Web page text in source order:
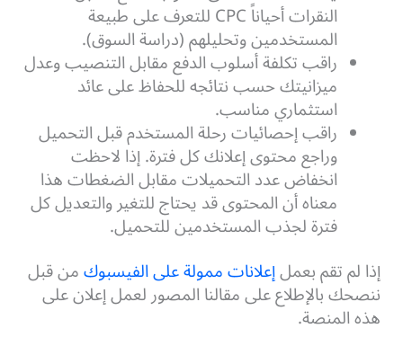
النقرات أحياناً CPC للتعرف على طبيعة
المستخدمين وتحليلهم (دراسة السوق).
راقب تكلفة أسلوب الدفع مقابل التنصيب وعدل
ميزانيتك حسب نتائجه للحفاظ على عائد
استثماري مناسب.
راقب إحصائيات رحلة المستخدم قبل التحميل
وراجع محتوى إعلانك كل فترة. إذا لاحظت
انخفاض عدد التحميلات مقابل الضغطات هذا
معناه أن المحتوى قد يحتاج للتغير والتعديل كل
فترة لجذب المستخدمين للتحميل.
إذا لم تقم بعملإعلانات ممولة على الفيسبوكمن قبل
ننصحك بالإطلاع على مقالنا المصور لعمل إعلان على
هذه المنصة.